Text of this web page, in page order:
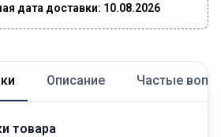
дата доставки: 10.08.2026
Описание Частые
товара